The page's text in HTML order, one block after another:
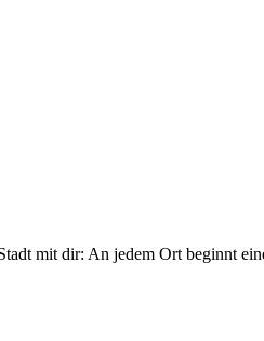
mit dir: An jedem Ort beginnt